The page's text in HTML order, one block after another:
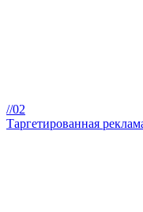
//02
Таргетированная